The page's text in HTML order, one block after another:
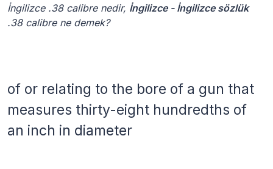
İngilizce .38 calibre nedir, İngilizce - İngilizce sözlük
.38 calibre ne demek?
of or relating to the bore of a gun that
measures thirty-eight hundredths of
an inch in diameter